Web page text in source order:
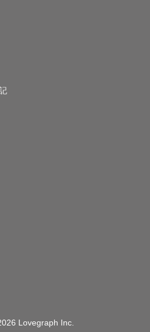
Lovegraph Inc.